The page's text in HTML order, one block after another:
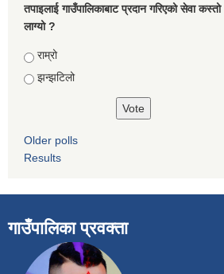
तपाइलाई गाउँपालिकाबाट प्रदान गरिएको सेवा कस्तो
लाग्यो ?
Choices
राम्रो
झन्झटिलो
Older polls
Results
गाउँपालिका प्रवक्ता